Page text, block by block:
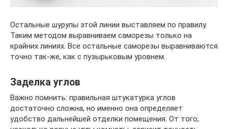
Остальные шурупы этой линии выставляем по правилу.
Таким методом выравниваем саморезы только на
крайних линиях. Все остальные саморезы выравниваются
точно так-же, как с пузырьковым уровнем.
Заделка углов
Важно помнить: правильная штукатурка углов
достаточно сложна, но именно она определяет
удобство дальнейшей отделки помещения. От того,